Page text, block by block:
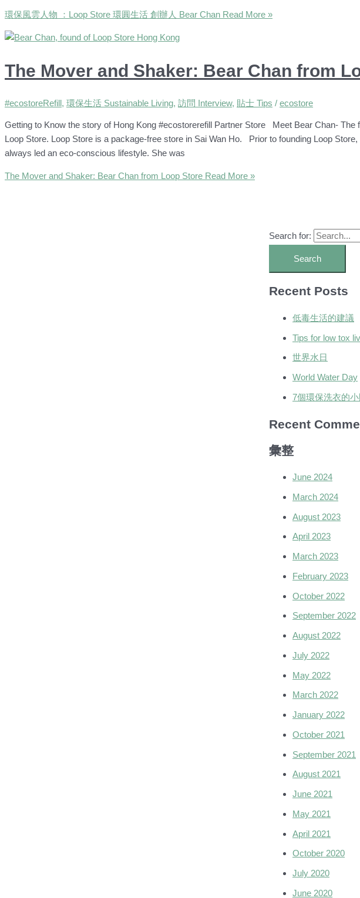
環保風雲人物 ：Loop Store 環圓生活 創辦人 Bear Chan Read More »
The Mover and Shaker: Bear Chan from
#ecostoreRefill, 環保生活 Sustainable Living, 訪問 Interview, 貼士 Tips / ecostore
Getting to Know the story of Hong Kong #ecostorerefill Partner Store Meet Bear Chan- The
Loop Store. Loop Store is a package-free store in Sai Wan Ho. Prior to founding Loop
always led an eco-conscious lifestyle. She was
The Mover and Shaker: Bear Chan from Loop Store Read More »
Search for:
Recent Posts
低毒生活的建議
Tips for low tox
世界水日
World Water Day
7個環保洗衣的
Recent
彙整
June 2024
March 2024
August 2023
April 2023
March 2023
February 2023
October 2022
September 2022
August 2022
July 2022
May 2022
March 2022
January 2022
October 2021
September 2021
August 2021
June 2021
May 2021
April 2021
October 2020
July 2020
June 2020